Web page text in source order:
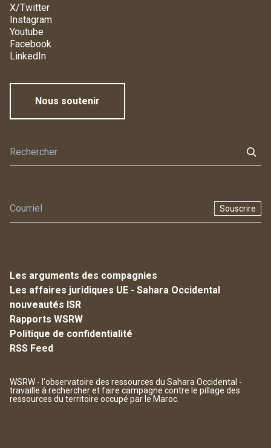
X/Twitter
Instagram
Youtube
Facebook
LinkedIn
Nous soutenir
Souscrire
Les arguments des compagnies
Les affaires juridiques UE - Sahara Occidental
nouveautés ISR
Rapports WSRW
Politique de confidentialité
RSS Feed
WSRW - l'observatoire des ressources du Sahara Occidental -
travaille à rechercher et faire campagne contre le pillage des
ressources du territoire occupé par le Maroc.